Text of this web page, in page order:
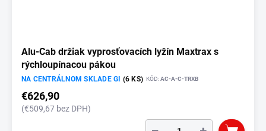
Alu-Cab držiak vyprosťovacích lyžín Maxtrax s
rýchloupínacou pákou
NA CENTRÁLNOM SKLADE GI (6 KS) KÓD:AC-A-C-TRXB
€626,90
(€509,67 bez DPH)